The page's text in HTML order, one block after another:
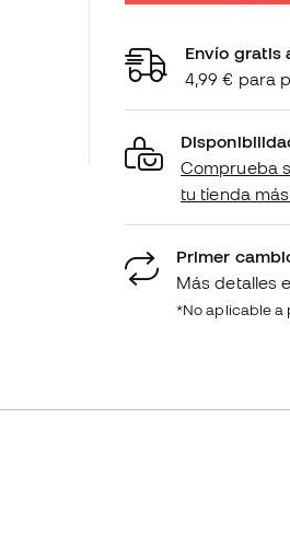
Envío gratis
4,99 € para
Comprueba
tu tienda
Primer
Más detalles
*No aplicable a